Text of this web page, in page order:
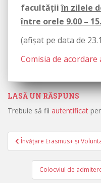
facultăţiiîn zilele
între orele 9.00 –
(afișat pe data de
Comisia de
LASĂ UN RĂSPUNS
Trebuie să fii autentificat
Navigare în
Învățare Erasmus+ și
Colocviul de